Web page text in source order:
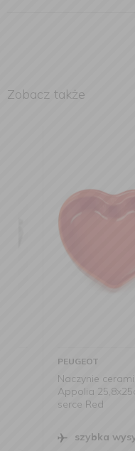
Zobacz także
PEUGEOT
Naczynie ceramiczne
Appolia 25,8x25cm
serce Red
szybka wysyłka